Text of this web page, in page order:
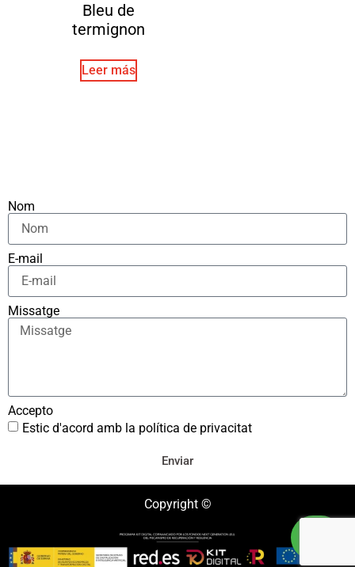
Bleu de
termignon
Leer más
Nom
E-mail
Missatge
Accepto
Estic d'acord amb la política de privacitat
Enviar
Copyright ©